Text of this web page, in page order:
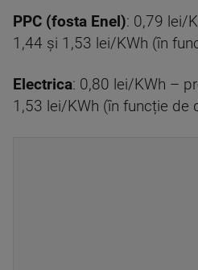
PPC (fosta Enel): 0,79 lei/
1,44 și 1,53 lei/KWh (în
Electrica: 0,80 lei/KWh –
1,53 lei/KWh (în funcție de